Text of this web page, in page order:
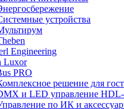
устройства
Engineering
Luxor
PRO
решение для
и LED управление
по ИК и